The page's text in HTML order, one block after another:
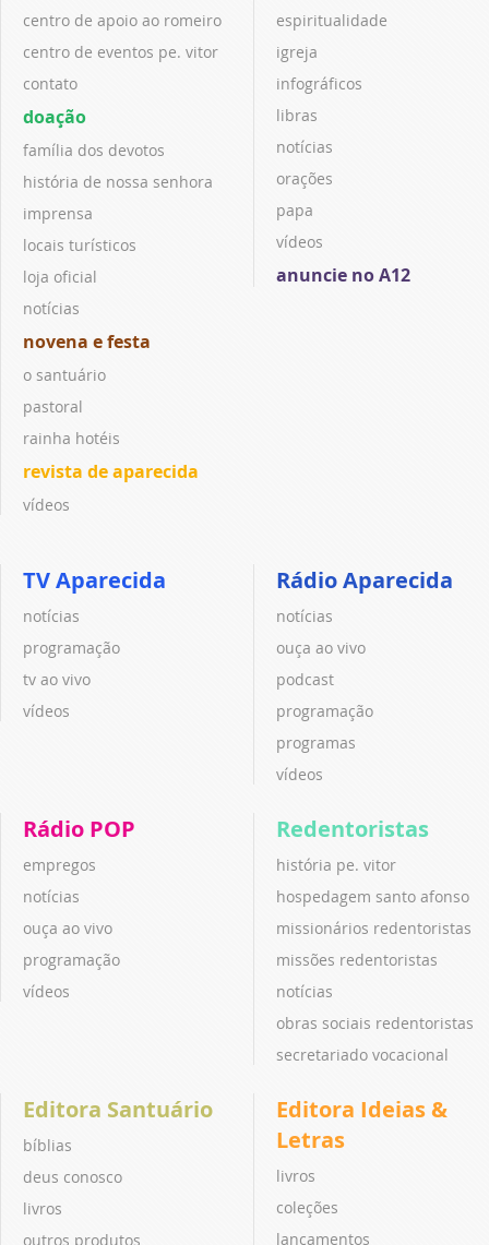
centro de apoio ao romeiro
centro de eventos pe. vitor
contato
doação
família dos devotos
história de nossa senhora
imprensa
locais turísticos
loja oficial
notícias
novena e festa
o santuário
pastoral
rainha hotéis
revista de aparecida
vídeos
espiritualidade
igreja
infográficos
libras
notícias
orações
papa
vídeos
anuncie no A12
TV Aparecida
notícias
programação
tv ao vivo
vídeos
Rádio Aparecida
notícias
ouça ao vivo
podcast
programação
programas
vídeos
Rádio POP
empregos
notícias
ouça ao vivo
programação
vídeos
Redentoristas
história pe. vitor
hospedagem santo afonso
missionários redentoristas
missões redentoristas
notícias
obras sociais redentoristas
secretariado vocacional
Editora Santuário
bíblias
deus conosco
livros
outros produtos
Editora Ideias &
Letras
livros
coleções
lançamentos